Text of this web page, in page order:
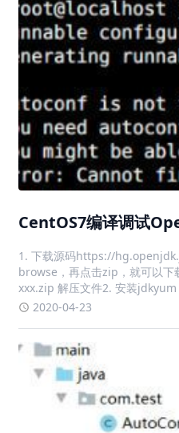
CentOS7编译调试
1. 下载源码https://
browse，再点击zip，就可以
xxx.zip 解压文件2. 安装
-y3. 运行con
2020-04-23